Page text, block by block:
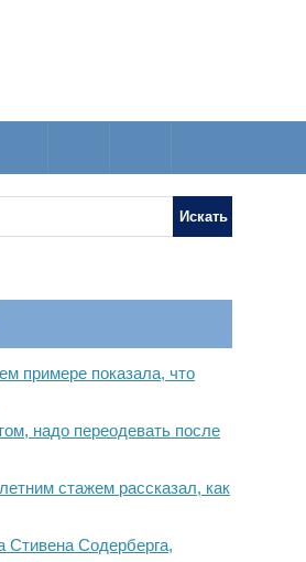
примере показала, что
надо переодевать после
стажем рассказал, как
Стивена Содерберга,